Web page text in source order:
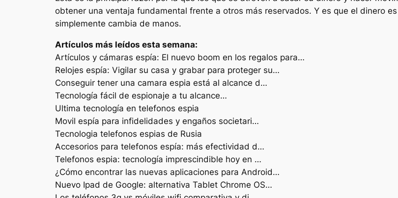
obtener una ventaja fundamental frente a otros más reservados. Y es que el dinero
simplemente cambia de manos.
Artículos más leídos esta semana:
Artículos y cámaras espía: El nuevo boom en los regalos para…
Relojes espía: Vigilar su casa y grabar para proteger su…
Conseguir tener una camara espia está al alcance d…
Tecnología fácil de espionaje a tu alcance…
Ultima tecnología en telefonos espia
Movil espía para infidelidades y engaños societari…
Tecnologia telefonos espias de Rusia
Accesorios para telefonos espía: más efectividad d…
Telefonos espia: tecnología imprescindible hoy en …
¿Cómo encontrar las nuevas aplicaciones para Android…
Nuevo Ipad de Google: alternativa Tablet Chrome OS…